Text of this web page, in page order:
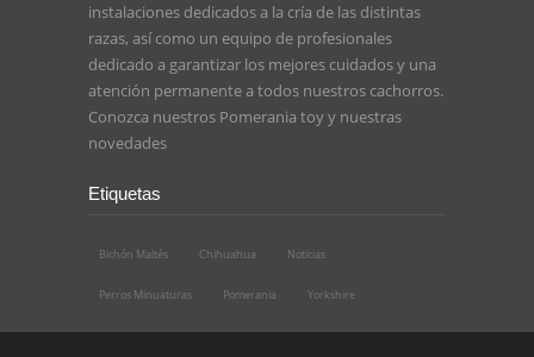
instalaciones dedicados a la cría de las distintas
razas, así como un equipo de profesionales
dedicado a garantizar los mejores cuidados y una
atención permanente a todos nuestros cachorros.
Conozca nuestros Pomerania toyy nuestras
novedades
Etiquetas
Bichón Maltés Chihuahua Noticias
Perros Minuaturas Pomerania Yorkshire